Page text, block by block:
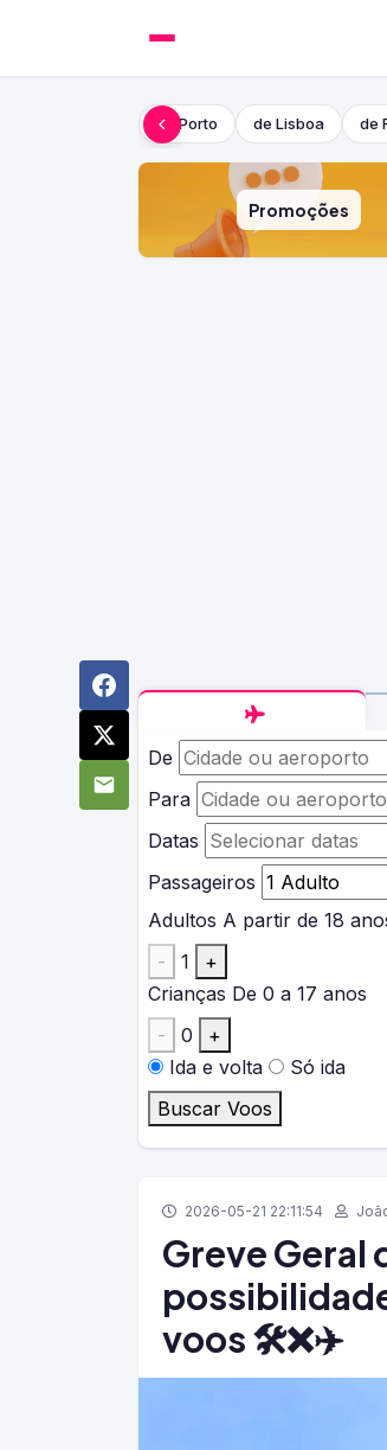
do Porto de Lisboa de
Promoções
De
Para
Datas
Passageiros
Adultos A partir de 18
-
1
+
Crianças De 0 a 17 anos
-
0
+
Ida e volta
Só ida
Buscar Voos
2026-05-21 22:11:54
Greve Geral
voos 🛠️❌✈️